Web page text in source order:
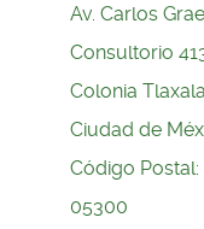
Av. Carlos
Consultorio
Colonia
Ciudad de
Código Postal:
05300